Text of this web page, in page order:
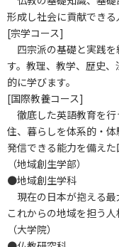
形成し社会に貢献できる
[宗学コース]
四宗派の基礎と実践を
す。教理、教学、歴史
的に学びます。
[国際教養コース]
徹底した英語教育を行
住、暮らしを体系的・
発信できる能力を備えた
（地域創生学部）
●地域創生学科
現在の日本が抱える最
これからの地域を担う人
（大学院）